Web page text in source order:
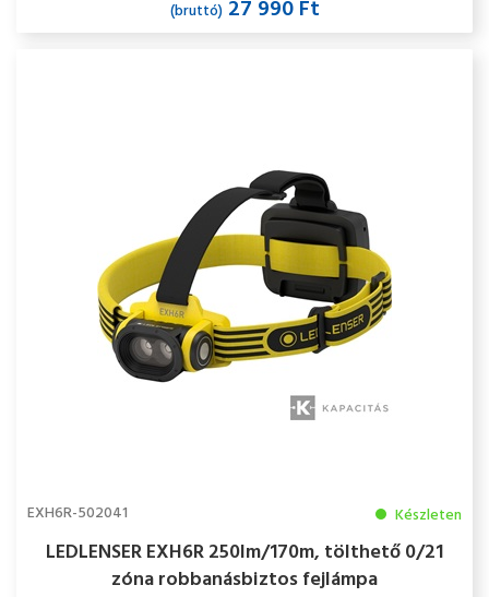
(bruttó)27 990 Ft
EXH6R-502041 Készleten
LEDLENSER EXH6R 250lm/170m, tölthető 0/21
zóna robbanásbiztos fejlámpa